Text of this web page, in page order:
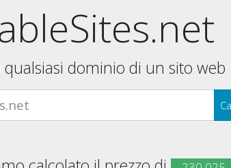
qualsiasi dominio di un sito web